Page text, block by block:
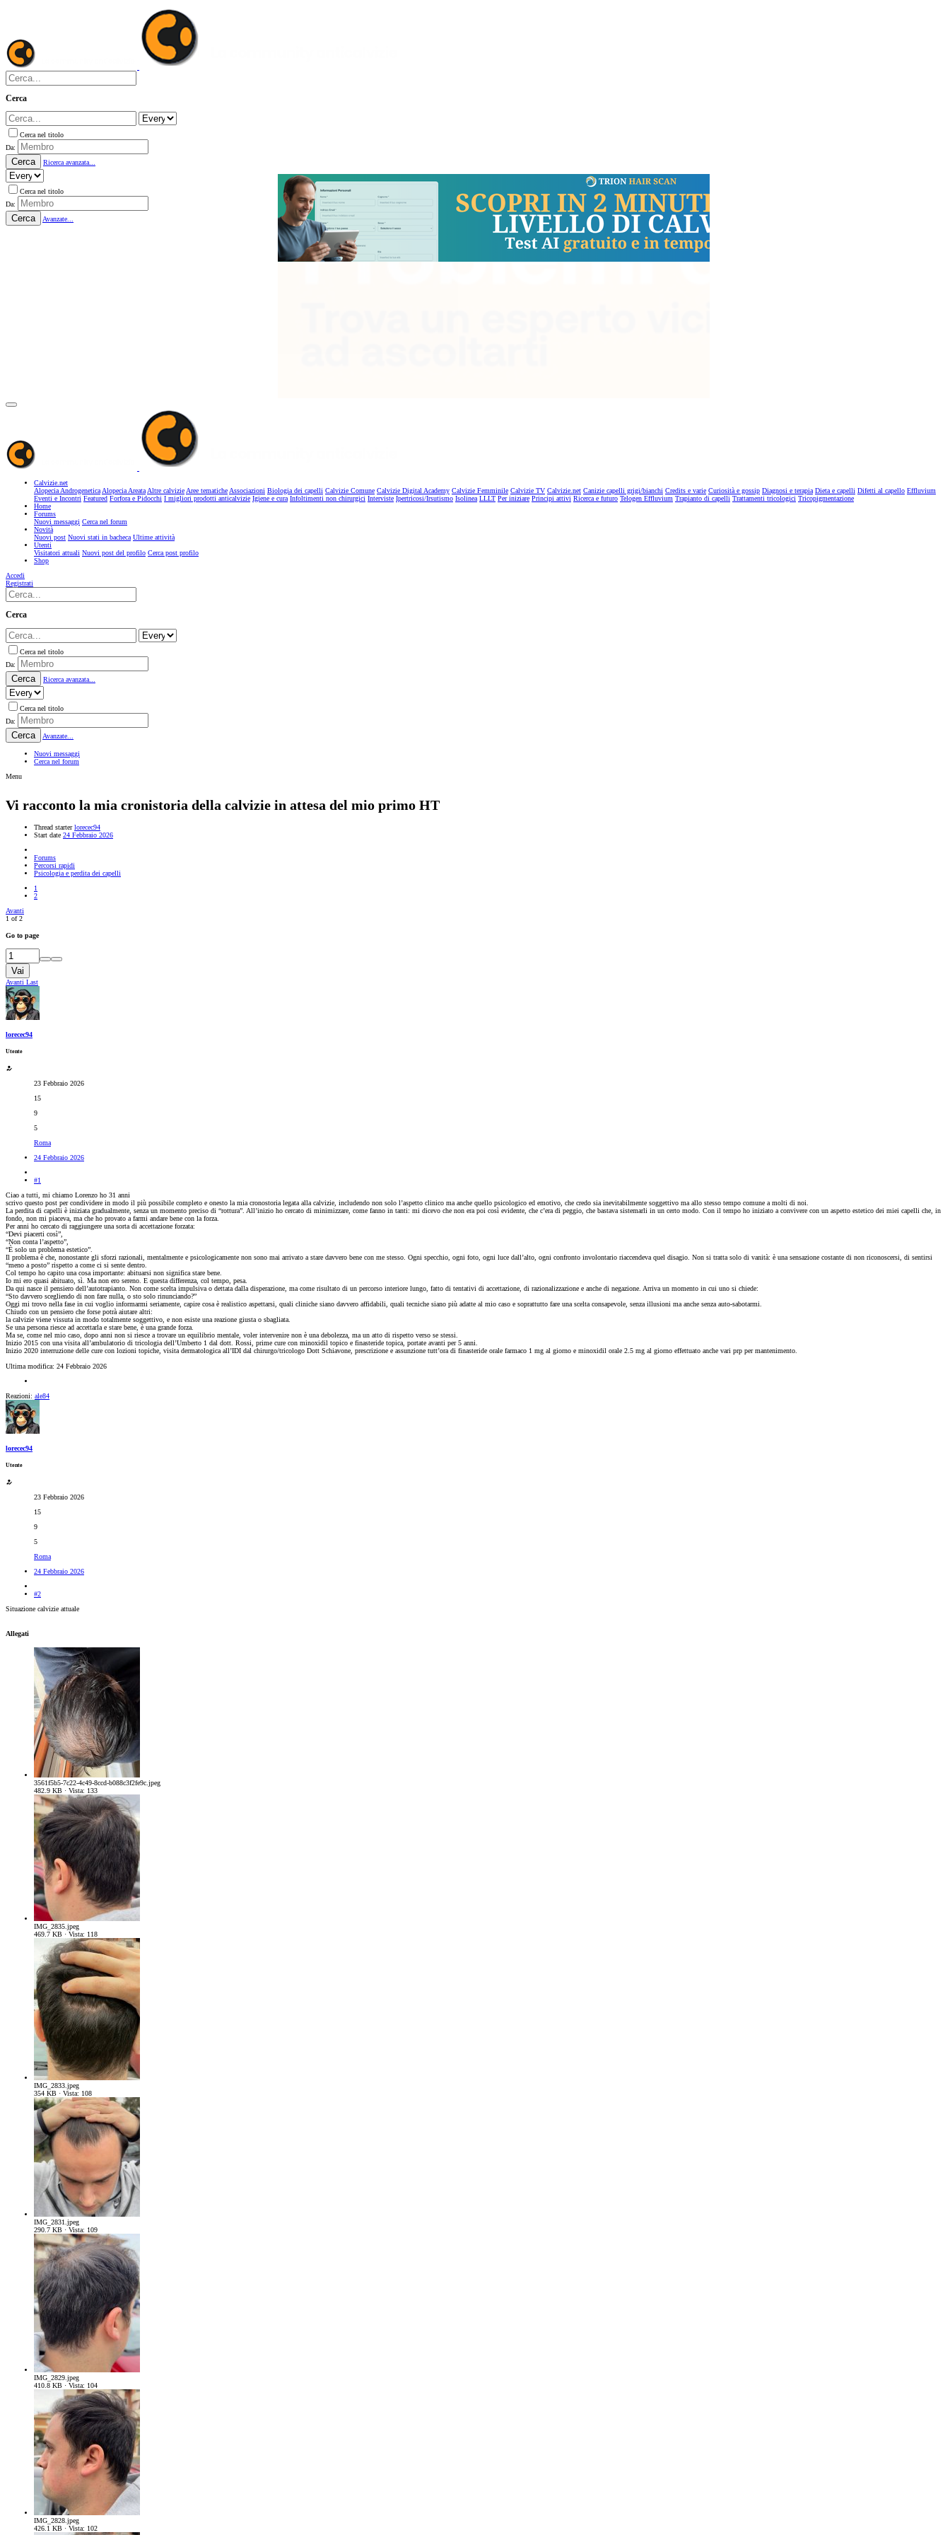
Cerca
Cerca nel titolo
Da:
Cerca Ricerca avanzata...
Cerca nel titolo
Da:
Cerca Avanzate...
Calvizie.net
Alopecia AndrogeneticaAlopecia AreataAltre calvizieAree tematicheAssociazioni Biologia dei capelli Calvizie Comune Calvizie Digital Academy Calvizie Femminile Calvizie TV Calvizie.net Canizie capelli grigi/bianchi Credits e varie Curiosità e gossip Diagnosi e terapia Dieta e capelli Difetti al capello Effluvium
Eventi e Incontri Featured Forfora e Pidocchi I migliori prodotti anticalvizie Igiene e cura Infoltimenti non chirurgici Interviste Ipertricosi/Irsutismo Isolinea LLLT Per iniziare Principi attivi Ricerca e futuro Telogen Effluvium Trapianto di capelli Trattamenti tricologici Tricopigmentazione
Home
Forums
Nuovi messaggi Cerca nel forum
Novità
Nuovi post Nuovi stati in bacheca Ultime attività
Utenti
Visitatori attuali Nuovi post del profilo Cerca post profilo
Shop
Accedi
Registrati
Cerca
Cerca nel titolo
Da:
Cerca Ricerca avanzata...
Cerca nel titolo
Da:
Cerca Avanzate...
Nuovi messaggi
Cerca nel forum
Menu
Vi racconto la mia cronistoria della calvizie in attesa del mio primo HT
Thread starter lorecec94
Start date 24 Febbraio 2026
Forums
Percorsi rapidi
Psicologia e perdita dei capelli
1
2
Avanti
1 of 2
Go to page
Vai
Avanti Last
lorecec94
Utente
23 Febbraio 2026
15
9
5
Roma
24 Febbraio 2026
#1
Ciao a tutti, mi chiamo Lorenzo ho 31 anni
scrivo questo post per condividere in modo il più possibile completo e onesto la mia cronostoria legata alla calvizie, includendo non solo l’aspetto clinico ma anche quello psicologico ed emotivo, che credo sia inevitabilmente soggettivo ma allo stesso tempo comune a molti di noi.
La perdita di capelli è iniziata gradualmente, senza un momento preciso di “rottura”. All’inizio ho cercato di minimizzare, come fanno in tanti: mi dicevo che non era poi così evidente, che c’era di peggio, che bastava sistemarli in un certo modo. Con il tempo ho iniziato a convivere con un aspetto estetico dei miei capelli che, in
fondo, non mi piaceva, ma che ho provato a farmi andare bene con la forza.
Per anni ho cercato di raggiungere una sorta di accettazione forzata:
“Devi piacerti così”,
“Non conta l’aspetto”,
“È solo un problema estetico”.
Il problema è che, nonostante gli sforzi razionali, mentalmente e psicologicamente non sono mai arrivato a stare davvero bene con me stesso. Ogni specchio, ogni foto, ogni luce dall’alto, ogni confronto involontario riaccendeva quel disagio. Non si tratta solo di vanità: è una sensazione costante di non riconoscersi, di sentirsi
“meno a posto” rispetto a come ci si sente dentro.
Col tempo ho capito una cosa importante: abituarsi non significa stare bene.
Io mi ero quasi abituato, sì. Ma non ero sereno. E questa differenza, col tempo, pesa.
Da qui nasce il pensiero dell’autotrapianto. Non come scelta impulsiva o dettata dalla disperazione, ma come risultato di un percorso interiore lungo, fatto di tentativi di accettazione, di razionalizzazione e anche di negazione. Arriva un momento in cui uno si chiede:
“Sto davvero scegliendo di non fare nulla, o sto solo rinunciando?”
Oggi mi trovo nella fase in cui voglio informarmi seriamente, capire cosa è realistico aspettarsi, quali cliniche siano davvero affidabili, quali tecniche siano più adatte al mio caso e soprattutto fare una scelta consapevole, senza illusioni ma anche senza auto-sabotarmi.
Chiudo con un pensiero che forse potrà aiutare altri:
la calvizie viene vissuta in modo totalmente soggettivo, e non esiste una reazione giusta o sbagliata.
Se una persona riesce ad accettarla e stare bene, è una grande forza.
Ma se, come nel mio caso, dopo anni non si riesce a trovare un equilibrio mentale, voler intervenire non è una debolezza, ma un atto di rispetto verso se stessi.
Inizio 2015 con una visita all’ambulatorio di tricologia dell’Umberto 1 dal dott. Rossi, prime cure con minoxidil topico e finasteride topica, portate avanti per 5 anni.
Inizio 2020 interruzione delle cure con lozioni topiche, visita dermatologica all’IDI dal chirurgo/tricologo Dott Schiavone, prescrizione e assunzione tutt’ora di finasteride orale farmaco 1 mg al giorno e minoxidil orale 2.5 mg al giorno effettuato anche vari prp per mantenimento.
Ultima modifica: 24 Febbraio 2026
Reazioni: ale84
lorecec94
Utente
23 Febbraio 2026
15
9
5
Roma
24 Febbraio 2026
#2
Situazione calvizie attuale
Allegati
3561f5b5-7c22-4c49-8ccd-b088c3f2fe9c.jpeg
482.9 KB · Vista: 133
IMG_2835.jpeg
469.7 KB · Vista: 118
IMG_2833.jpeg
354 KB · Vista: 108
IMG_2831.jpeg
290.7 KB · Vista: 109
IMG_2829.jpeg
410.8 KB · Vista: 104
IMG_2828.jpeg
426.1 KB · Vista: 102